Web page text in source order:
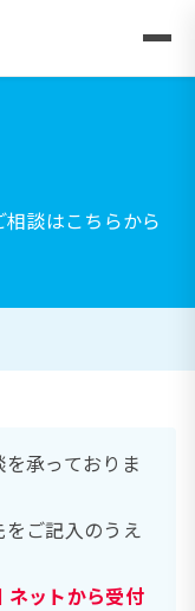
談はこちらから
承っておりま
ご記入のうえ
ネットから受付